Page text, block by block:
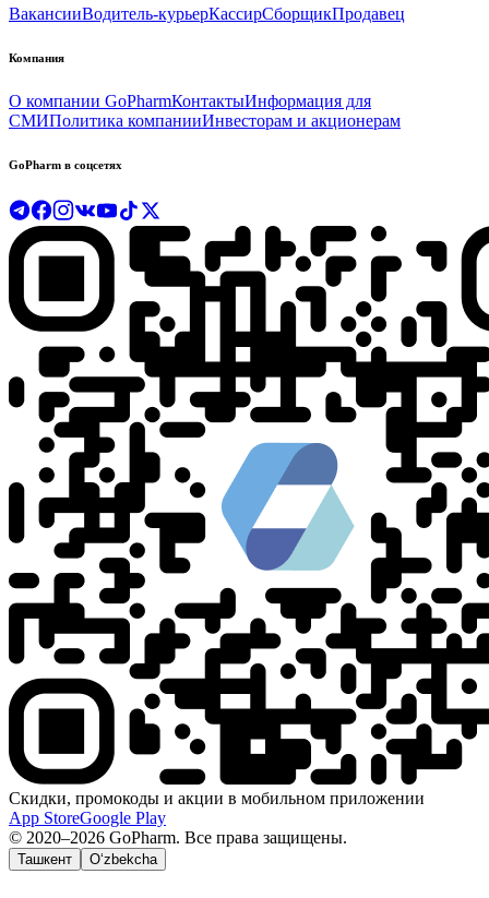
ВакансииВодитель-курьерКассирСборщикПродавец
Компания
О компании GoPharmКонтактыИнформация для
СМИПолитика компанииИнвесторам и акционерам
GoPharm в соцсетях
Скидки, промокоды и акции в мобильном приложении
App StoreGoogle Play
© 2020–2026 GoPharm. Все права защищены.
Ташкент O‘zbekcha